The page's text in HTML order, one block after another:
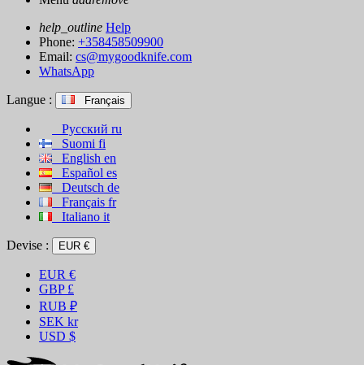
help_outline Help
Phone: +358458509900
Email: cs@mygoodknife.com
WhatsApp
Langue : Français
Русский ru
Suomi fi
English en
Español es
Deutsch de
Français fr
Italiano it
Devise : EUR €
EUR €
GBP £
RUB ₽
SEK kr
USD $